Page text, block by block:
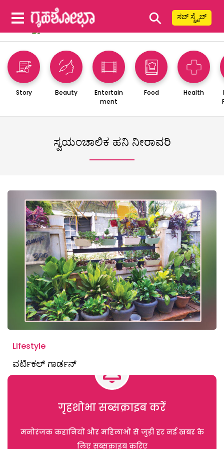
⚲ ಸಬ್ ಸ್ಕ್ರೈಬ್
Story Beauty
Entertain
ment
Food Health
ಸ್ವಯಂಚಾಲಿಕ ಹನಿ ನೀರಾವರಿ
Lifestyle
ವರ್ಟಿಕಲ್ ಗಾರ್ಡನ್
गृहशोभा सब्सक्राइब करें
मनोरंजक कहानियों और महिलाओं से जुड़ी हर नई खबर के
लिए सब्सक्राइब करिए